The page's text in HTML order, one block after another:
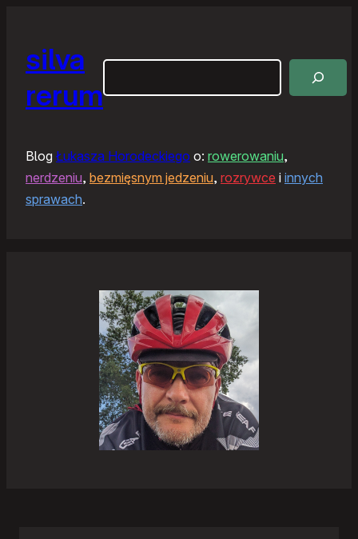
silva
rerum
Blog Łukasza Horodeckiego o: rowerowaniu,
nerdzeniu, bezmięsnym jedzeniu, rozrywce i innych
sprawach.